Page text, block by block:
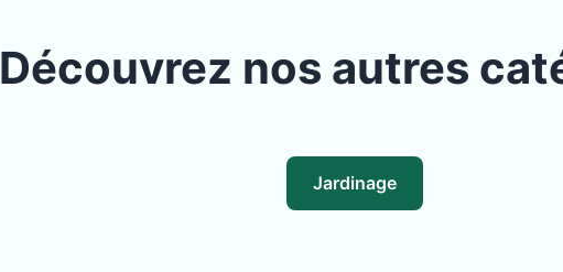
Découvrez nos autres
Jardinage